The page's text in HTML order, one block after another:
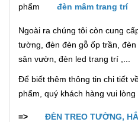
phẩm đèn mâm trang trí
Ngoài ra chúng tôi còn cung
tường, đèn đèn gỗ ốp trần,
sân vườn, đèn led trang trí ,...
Để biết thêm thông tin chi tiết
phẩm, quý khách hàng vui
=> ĐÈN TREO TƯỜNG,